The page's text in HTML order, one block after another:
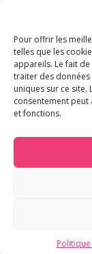
Pour offrir les
telles que les
appareils. Le fait
traiter des
uniques sur ce
consentement
et fonctions.
Politique de